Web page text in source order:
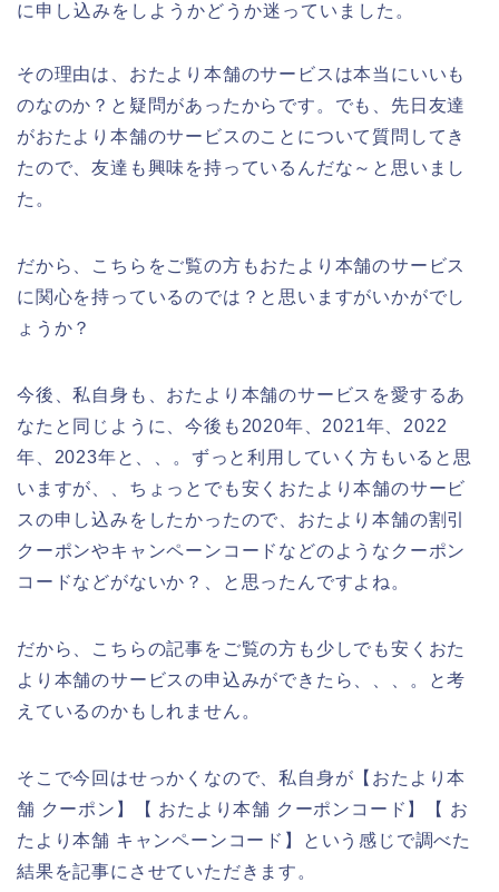
に申し込みをしようかどうか迷っていました。
その理由は、おたより本舗のサービスは本当にいいも
のなのか？と疑問があったからです。でも、先日友達
がおたより本舗のサービスのことについて質問してき
たので、友達も興味を持っているんだな～と思いまし
た。
だから、こちらをご覧の方もおたより本舗のサービス
に関心を持っているのでは？と思いますがいかがでし
ょうか？
今後、私自身も、おたより本舗のサービスを愛するあ
なたと同じように、今後も2020年、2021年、2022
年、2023年と、、。ずっと利用していく方もいると思
いますが、、ちょっとでも安くおたより本舗のサービ
スの申し込みをしたかったので、おたより本舗の割引
クーポンやキャンペーンコードなどのようなクーポン
コードなどがないか？、と思ったんですよね。
だから、こちらの記事をご覧の方も少しでも安くおた
より本舗のサービスの申込みができたら、、、。と考
えているのかもしれません。
そこで今回はせっかくなので、私自身が【おたより本
舗 クーポン】【 おたより本舗 クーポンコード】【 お
たより本舗 キャンペーンコード】という感じで調べた
結果を記事にさせていただきます。